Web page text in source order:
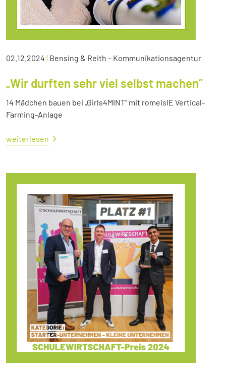
02.12.2024 | Bensing & Reith – Kommunikationsagentur
„Wir durften sehr viel selbst machen“
14 Mädchen bauen bei „Girls4MINT“ mit romeisIE Vertical-
Farming-Anlage
weiterlesen